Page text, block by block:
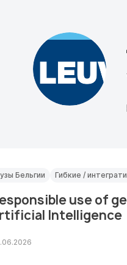
Бельгии Гибкие /
use of
Intelligence